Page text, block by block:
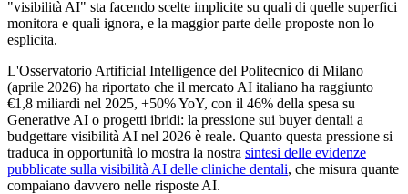
"visibilità AI" sta facendo scelte implicite su quali di quelle superfici
monitora e quali ignora, e la maggior parte delle proposte non lo
esplicita.
L'Osservatorio Artificial Intelligence del Politecnico di Milano
(aprile 2026) ha riportato che il mercato AI italiano ha raggiunto
€1,8 miliardi nel 2025, +50% YoY, con il 46% della spesa su
Generative AI o progetti ibridi: la pressione sui buyer dentali a
budgettare visibilità AI nel 2026 è reale. Quanto questa pressione si
traduca in opportunità lo mostra la nostra sintesi delle evidenze
pubblicate sulla visibilità AI delle cliniche dentali, che misura quante
compaiano davvero nelle risposte AI.